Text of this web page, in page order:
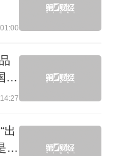
已经忽略或者
时就很容易陷入
而久之就会成
局限了，就不
世界学”概念只是
的是“以新唤
企
力
出
人